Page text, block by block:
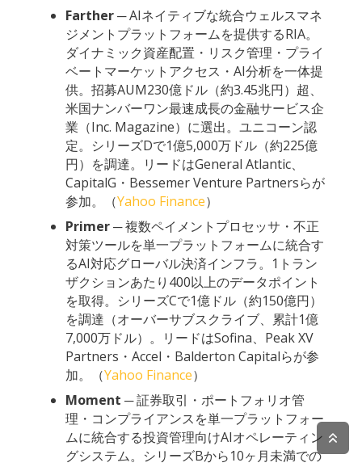
Farther─ AIネイティブな統合ウェルスマネ
ジメントプラットフォームを提供するRIA。
ダイナミック資産配置・リスク管理・プライ
ベートマーケットアクセス・AI分析を一体提
供。招募AUM230億ドル（約3.45兆円）超、
米国ナンバーワン最速成長の金融サービス企
業（Inc. Magazine）に選出。ユニコーン認
定。シリーズDで1億5,000万ドル（約225億
円）を調達。リードはGeneral Atlantic、
CapitalG・Bessemer Venture Partnersらが
参加。（Yahoo Finance）
Primer─ 複数ペイメントプロセッサ・不正
対策ツールを単一プラットフォームに統合す
るAI対応グローバル決済インフラ。1トラン
ザクションあたり400以上のデータポイント
を取得。シリーズCで1億ドル（約150億円）
を調達（オーバーサブスクライブ、累計1億
7,000万ドル）。リードはSofina、Peak XV
Partners・Accel・Balderton Capitalらが参
加。（Yahoo Finance）
Moment ─ 証券取引・ポートフォリオ管
理・コンプライアンスを単一プラットフォー
ムに統合する投資管理向けAIオペレーティン
グシステム。シリーズBから10ヶ月未満での